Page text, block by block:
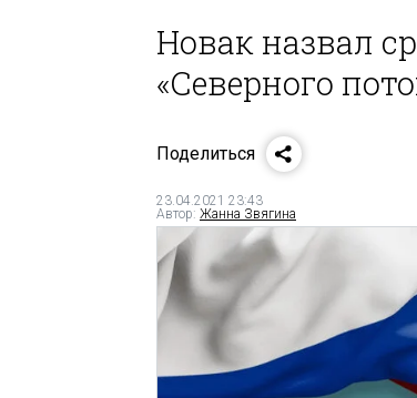
Новак назвал
«Северного
Поделиться
23.04.2021 23:43
Автор: Жанна Звягина